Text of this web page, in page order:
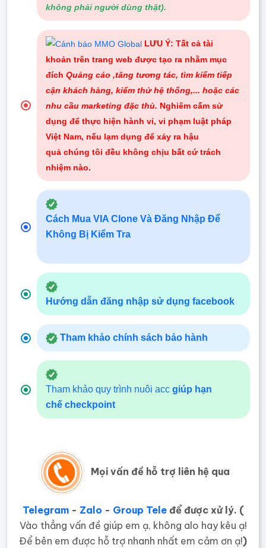
không phải người dùng thật).
LƯU Ý: Tất cả tài
khoản trên trang web được tạo ra nhằm mục
đích Quảng cáo ,tăng tương tác, tìm kiếm tiếp
cận khách hàng, kiểm thử hệ thống,... hoặc các
nhu cầu marketing đặc thù. Nghiêm cấm sử
dụng để thực hiện hành vi, vi phạm luật pháp
Việt Nam, nếu lạm dụng để xảy ra hậu
quả chúng tôi đều không chịu bất cứ trách
nhiệm nào.
Cách Mua VIA Clone Và Đăng Nhập Để
Không Bị Kiểm Tra
Hướng dẫn đăng nhập sử dụng facebook
Tham khảo chính sách bảo hành
Tham khảo quy trình nuôi acc giúp hạn
chế checkpoint
Mọi vấn đề hỗ trợ liên hệ qua
Telegram- Zalo - Group Teleđể được xử lý. (
Vào thẳng vấn đề giúp em ạ, không alo hay kêu ạ!
Để bên em được hỗ trợ nhanh nhất em cảm ơn ạ!)